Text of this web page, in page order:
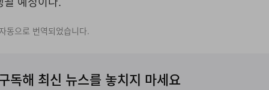
동으로 번역되었습니다.
독해 최신 뉴스를 놓치지 마세요